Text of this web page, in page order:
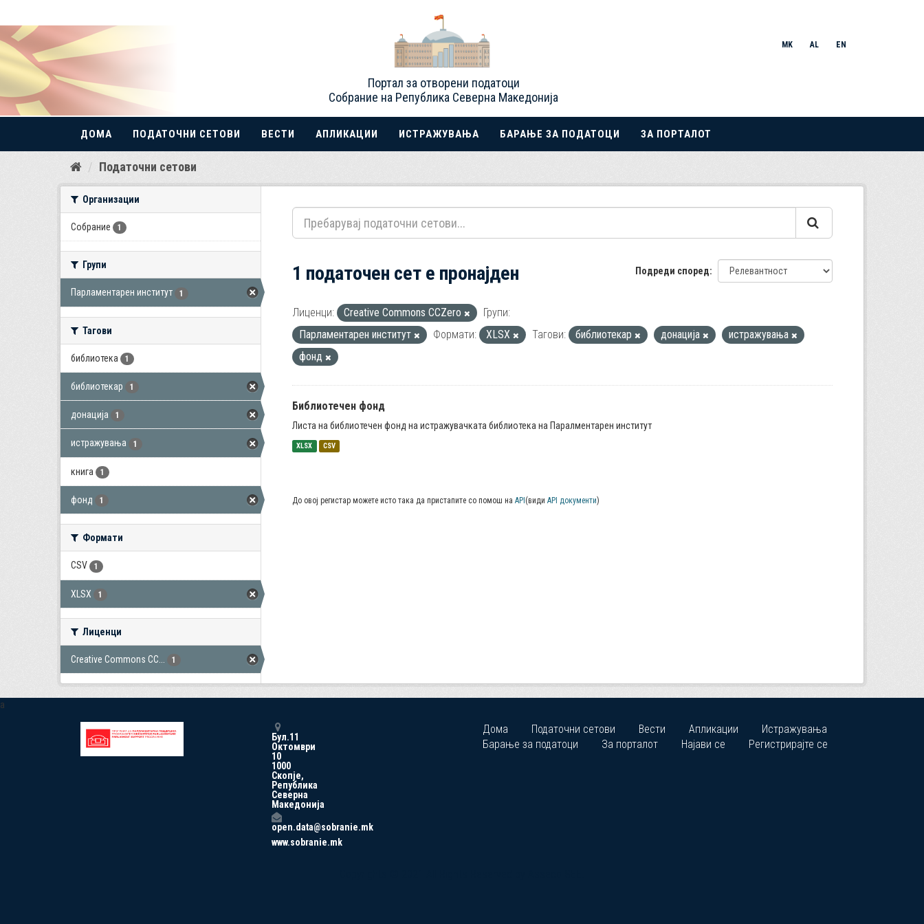
Прескокнете
Портал за отворени податоци
Собрание на Република Северна Македонија
MK AL EN
ДОМА ПОДАТОЧНИ СЕТОВИ ВЕСТИ АПЛИКАЦИИ ИСТРАЖУВАЊА БАРАЊЕ ЗА ПОДАТОЦИ ЗА ПОРТАЛОТ
Податочни сетови
Организации
Собрание 1
Групи
Парламентарен институт 1
Тагови
библиотека 1
библиотекар 1
донација 1
истражувања 1
книга 1
фонд 1
Формати
CSV 1
XLSX 1
Лиценци
Creative Commons CC... 1
Подреди според
1 податочен сет е пронајден
Лиценци: Creative Commons CCZero
Групи:
Парламентарен институт
Формати: XLSX Тагови: библиотекар донација
истражувања
фонд
Библиотечен фонд
Листа на библиотечен фонд на истражувачката библиотека на Паралментарен институт
XLSX CSV
До овој регистар можете исто така да пристапите со помош на API (види API документи)
a
Бул.11
Октомври
10
1000
Скопје,
Република
Северна
Македонија
open.data@sobranie.mk
www.sobranie.mk
Дома Податочни сетови Вести Апликации
Истражувања
Барање за податоци
За порталот Најави се Регистрирајте се